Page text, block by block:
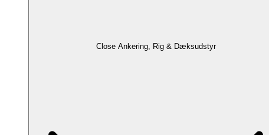
Close Ankering, Rig & Dæksudstyr